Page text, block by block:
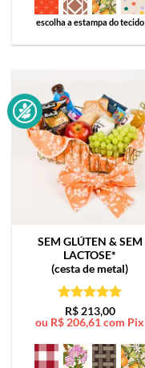
escolha a estampa do tecido
SEM GLÚTEN & SEM
LACTOSE*
(cesta de metal)
Avaliação5
de 5
R$213,00
ou R$206,61com Pix